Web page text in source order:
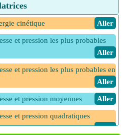
cinétique ​ Aller
et pression les plus probables
​ Aller
et pression les plus probables en
​ Aller
et pression moyennes ​ Aller
et pression quadratiques
​ Aller